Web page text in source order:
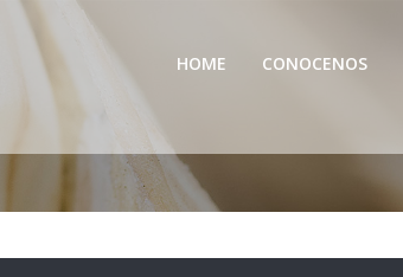
HOME CONOCENOS